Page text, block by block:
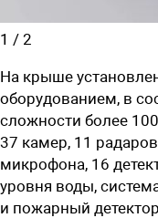
1 / 2
На крыше
оборудованием, в
сложности более
37 камер, 11
микрофона, 16
уровня воды,
и пожарный